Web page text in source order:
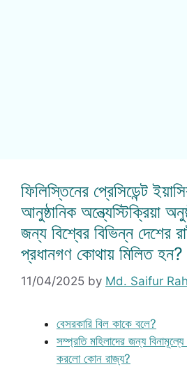
ফিলিস্তিনের প্রেসিডেন্ট
আনুষ্ঠানিক অন্ত্যেস্টিক্রিয়া
জন্য বিশ্বের বিভিন্ন দেশের
প্রধানগণ কোথায় মিলিত হন?
11/04/2025 by Md. Saifur
বেসরকারি বিল কাকে বলে?
সম্প্রতি মহিলাদের জন্য বিনামূল্যে
করলো কোন রাজ্য?